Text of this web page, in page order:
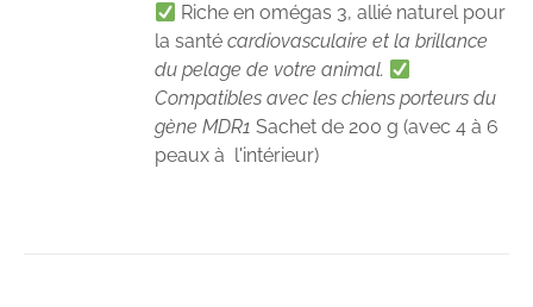
Riche en omégas 3, allié naturel pour
la santécardiovasculaire et la brillance
du pelage de votre animal.
Compatibles avec les chiens porteurs du
gène MDR1 Sachet de 200 g (avec 4 à 6
peaux à l'intérieur)